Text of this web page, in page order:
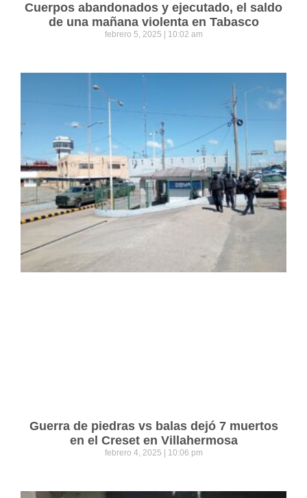
Cuerpos abandonados y ejecutado, el saldo
de una mañana violenta en Tabasco
febrero 5, 2025 10:02 am
Guerra de piedras vs balas dejó 7 muertos
en el Creset en Villahermosa
febrero 4, 2025 10:06 pm